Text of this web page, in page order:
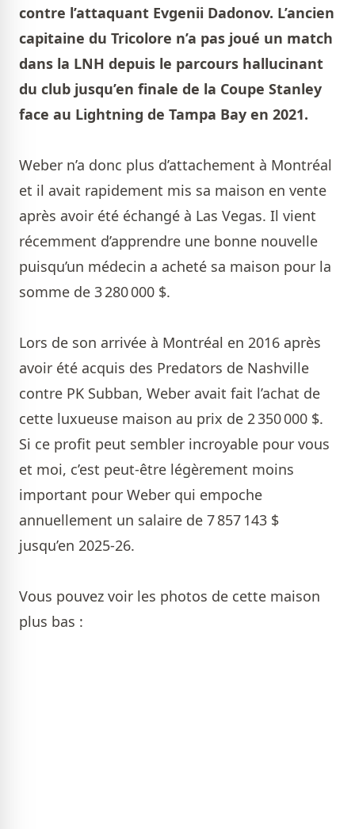
contre l’attaquant Evgenii Dadonov. L’ancien
capitaine du Tricolore n’a pas joué un match
dans la LNH depuis le parcours hallucinant
du club jusqu’en finale de la Coupe Stanley
face au Lightning de Tampa Bay en 2021.
Weber n’a donc plus d’attachement à Montréal
et il avait rapidement mis sa maison en vente
après avoir été échangé à Las Vegas. Il vient
récemment d’apprendre une bonne nouvelle
puisqu’un médecin a acheté sa maison pour la
somme de 3 280 000 $.
Lors de son arrivée à Montréal en 2016 après
avoir été acquis des Predators de Nashville
contre PK Subban, Weber avait fait l’achat de
cette luxueuse maison au prix de 2 350 000 $.
Si ce profit peut sembler incroyable pour vous
et moi, c’est peut-être légèrement moins
important pour Weber qui empoche
annuellement un salaire de 7 857 143 $
jusqu’en 2025-26.
Vous pouvez voir les photos de cette maison
plus bas :